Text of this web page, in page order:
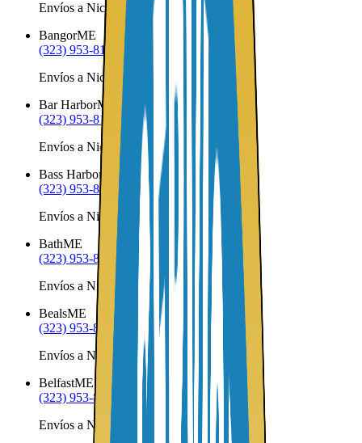
Envíos a Nicaragua desde Bailey Island
BangorME
(323) 953-8100
Envíos a Nicaragua desde Bangor
Bar HarborME
(323) 953-8100
Envíos a Nicaragua desde Bar Harbor
Bass Harbor ME
(323) 953-8100
Envíos a Nicaragua desde Bass Harbor
BathME
(323) 953-8100
Envíos a Nicaragua desde Bath
BealsME
(323) 953-8100
Envíos a Nicaragua desde Beals
BelfastME
(323) 953-8100
Envíos a Nicaragua desde Belfast